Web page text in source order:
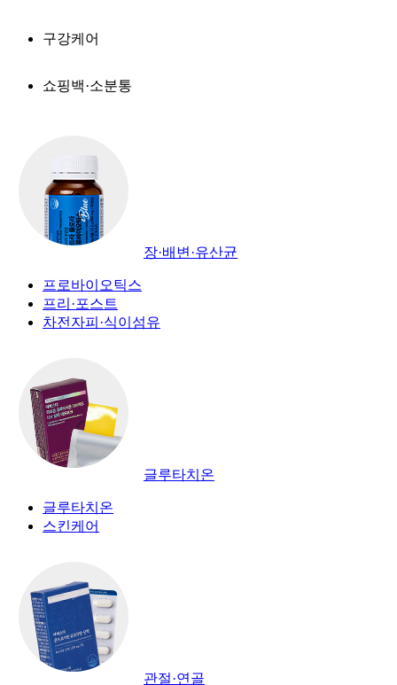
구강케어
쇼핑백·소분통
장·배변·유산균
프로바이오틱스
프리·포스트
차전자피·식이섬유
글루타치온
글루타치온
스킨케어
관절·연골